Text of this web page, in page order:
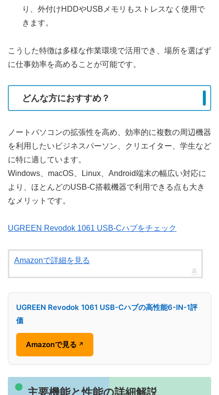
り、外付けHDDやUSBメモリもストレスなく使用で
きます。
こうした特徴は多様な作業環境で活用でき、場所を選ばず
に仕事効率を高めることが可能です。
どんな方におすすめ？
ノートパソコンの拡張性を高め、効率的に複数の周辺機器
を利用したいビジネスパーソン、クリエイター、学生など
に特に適しています。
Windows、macOS、Linux、Android端末の幅広い対応に
より、ほとんどのUSB-C搭載機器で利用できる点も大き
なメリットです。
UGREEN Revodok 1061 USB-Cハブをチェック
Amazonで詳細を見る
UGREEN Revodok 1061 USB-Cハブの高性能6-IN-1評
価
Amazonで見る ↗
主要機能と性能の詳細解説